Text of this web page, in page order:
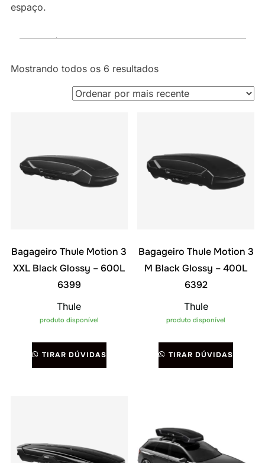
espaço.
Mostrando todos os 6 resultadosClassificado
por
mais
Bagageiro Thule Motion 3
XXL Black Glossy – 600L
6399
Thule
produto disponível
TIRAR DÚVIDAS
Bagageiro Thule Motion 3
M Black Glossy – 400L
6392
Thule
produto disponível
TIRAR DÚVIDAS